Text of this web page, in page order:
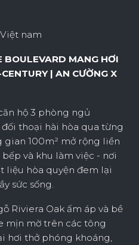
nam
BOULEVARD MANG HƠI
| AN CƯỜNG X
hộ 3 phòng ngủ
thoại hài hòa qua từng
gian 100m² mở rộng liền
và khu làm việc - nơi
liệu hòa quyện đem lại
sức sống.
Riviera Oak ấm áp và bề
mịn mờ trên các tông
hơi thở phóng khoáng,